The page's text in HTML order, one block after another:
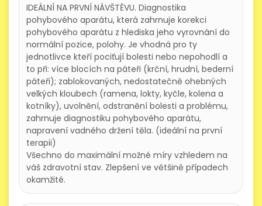
IDEÁLNÍ NA PRVNÍ NÁVŠTĚVU. Diagnostika
pohybového aparátu, která zahrnuje korekci
pohybového aparátu z hlediska jeho vyrovnání do
normální pozice, polohy. Je vhodná pro ty
jednotlivce kteří pociťují bolesti nebo nepohodlí a
to při: více blocích na páteři (krční, hrudní, bederní
páteři); zablokovaných, nedostatečně ohebných
velkých kloubech (ramena, lokty, kyčle, kolena a
kotníky), uvolnění, odstranění bolesti a problému,
zahrnuje diagnostiku pohybového aparátu,
napravení vadného držení těla. (ideální na první
terapii)
Všechno do maximální možné míry vzhledem na
váš zdravotní stav. Zlepšení ve většině případech
okamžité.